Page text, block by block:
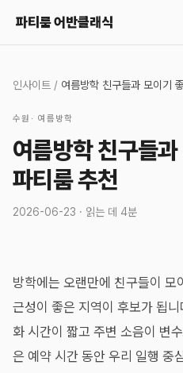
파티룸 어반클래식
인사이트 / 여름방학 친구들과 모이기
수원 · 여름방학
여름방학 친구들
파티룸 추천
2026-06-23 · 읽는 데 4분
방학에는 오랜만에 친구들이 모
근성이 좋은 지역이 후보가 됩
화 시간이 짧고 주변 소음이 변
은 예약 시간 동안 우리 일행 중